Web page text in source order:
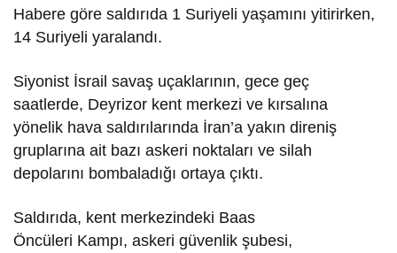
Habere göre saldırıda 1 Suriyeli yaşamını yitirirken,
14 Suriyeli yaralandı.
Siyonist İsrail savaş uçaklarının, gece geç
saatlerde, Deyrizor kent merkezi ve kırsalına
yönelik hava saldırılarında İran’a yakın direniş
gruplarına ait bazı askeri noktaları ve silah
depolarını bombaladığı ortaya çıktı.
Saldırıda, kent merkezindeki Baas
Öncüleri Kampı, askeri güvenlik şubesi,